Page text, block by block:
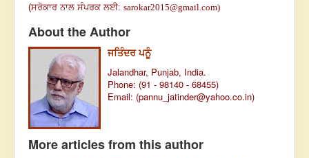
(ਸਰੋਕਾਰ ਨਾਲ ਸੰਪਰਕ ਲਈ: sarokar2015@gmail.com)
About the Author
ਜਤਿੰਦਰ ਪਨੂੰ
Jalandhar, Punjab, India.
Phone: (91 - 98140 - 68455)
Email: (pannu_jatinder@yahoo.co.in)
More articles from this author